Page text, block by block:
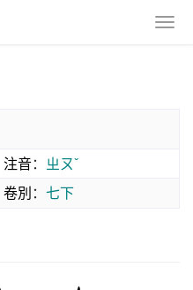
注音： ㄓㄡˇ
卷別： 七下